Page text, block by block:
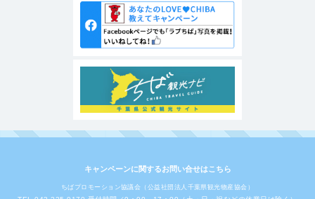
キャンペーンに関するお問い合せはこちら
ちばプロモーション協議会（公益社団法人千葉県観光物産協会）